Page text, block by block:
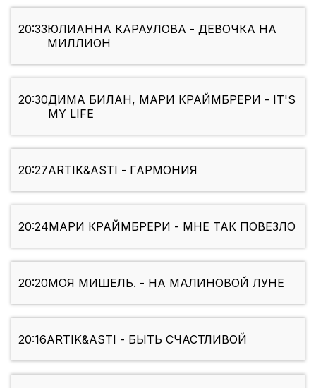
20:33ЮЛИАННА КАРАУЛОВА - ДЕВОЧКА НА
МИЛЛИОН
20:30ДИМА БИЛАН, МАРИ КРАЙМБРЕРИ - IT'S
MY LIFE
20:27ARTIK&ASTI - ГАРМОНИЯ
20:24МАРИ КРАЙМБРЕРИ - МНЕ ТАК ПОВЕЗЛО
20:20МОЯ МИШЕЛЬ. - НА МАЛИНОВОЙ ЛУНЕ
20:16ARTIK&ASTI - БЫТЬ СЧАСТЛИВОЙ